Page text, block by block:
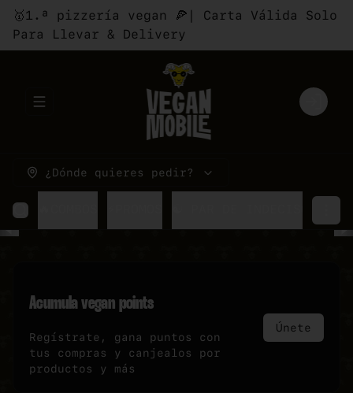
🥇1.ª pizzería vegan 🍕| Carta Válida Solo
Para Llevar & Delivery
Abrir menu de navegación Login
¿Dónde quieres pedir?
Acumulavegan points
Regístrate, gana puntos con
tus compras y canjealos por
productos y más
Únete